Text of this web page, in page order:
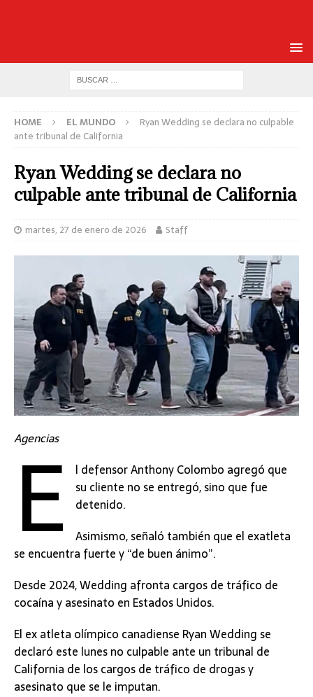
HOME EL MUNDO
Ryan Wedding se declara no culpable
ante tribunal de California
Ryan Wedding se declara no
culpable ante tribunal de California
martes, 27 de enero de 2026 Staff
Agencias
E
l defensor Anthony Colombo agregó que
su cliente no se entregó, sino que fue
detenido.
Asimismo, señaló también que el exatleta
se encuentra fuerte y “de buen ánimo”.
Desde 2024, Wedding afronta cargos de tráfico de
cocaína y asesinato en Estados Unidos.
El ex atleta olímpico canadiense Ryan Wedding se
declaró este lunes no culpable ante un tribunal de
California de los cargos de tráfico de drogas y
asesinato que se le imputan.